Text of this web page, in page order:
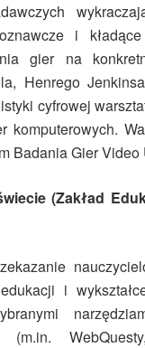
i
gier na
Henrego
cyfrowej
komputerowych.
Badania Gier Video
(Zakład
i
(m.in.